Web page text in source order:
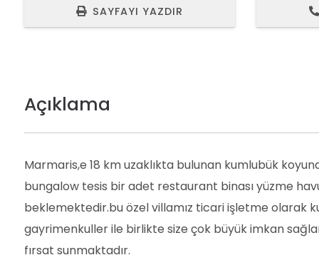
SAYFAYI YAZDIR
Açıklama
Marmaris,e 18 km uzaklıkta bulunan kumlubük
bungalow tesis bir adet restaurant binası yüzme
beklemektedir.bu özel villamız ticari işletme olarak
gayrimenkuller ile birlikte size çok büyük imkan
fırsat sunmaktadır.